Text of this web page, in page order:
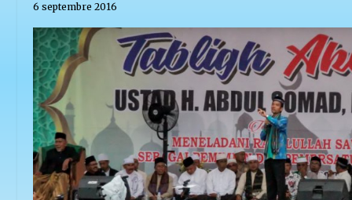
6 septembre 2016